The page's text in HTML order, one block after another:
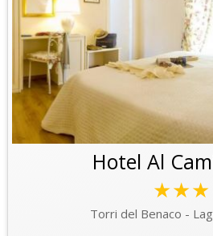
Hotel Al
★★★
Torri del Benaco -